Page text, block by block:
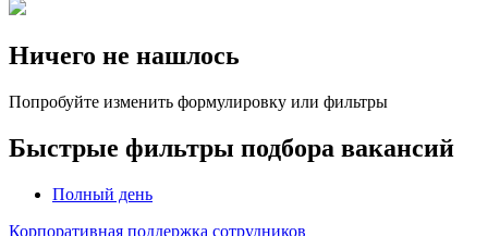
Ничего не нашлось
Попробуйте изменить формулировку или фильтры
Быстрые фильтры подбора вакансий
Полный день
Корпоративная поддержка сотрудников